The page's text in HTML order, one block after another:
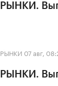
РЫНКИ.
РЫНКИ 07 авг,
РЫНКИ.